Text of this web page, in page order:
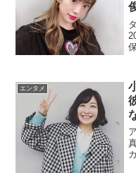
エンタメ